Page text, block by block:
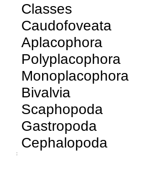
Classes
Caudofoveata
Aplacophora
Polyplacophora
Monoplacophora
Bivalvia
Scaphopoda
Gastropoda
Cephalopoda
: